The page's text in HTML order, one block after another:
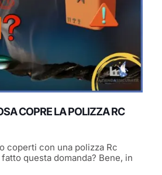
COPRE LA POLIZZA RC
coperti con una polizza Rc
questa domanda? Bene, in